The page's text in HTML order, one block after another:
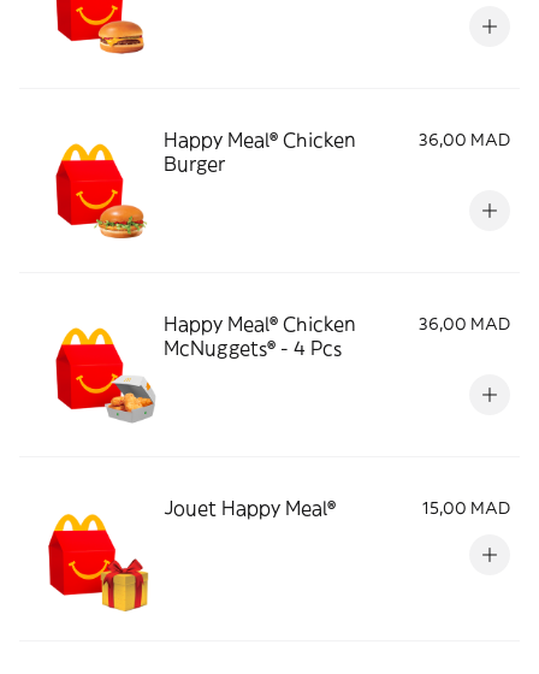
Happy Meal® Chicken
Burger
36,00 MAD
Happy Meal® Chicken
McNuggets® - 4 Pcs
36,00 MAD
Jouet Happy Meal® 15,00 MAD